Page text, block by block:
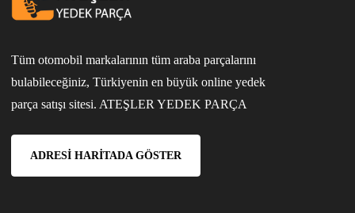
Tüm otomobil markalarının tüm araba parçalarını
bulabileceğiniz, Türkiyenin en büyük online yedek
parça satışı sitesi. ATEŞLER YEDEK PARÇA
ADRESI HARITADA GÖSTER